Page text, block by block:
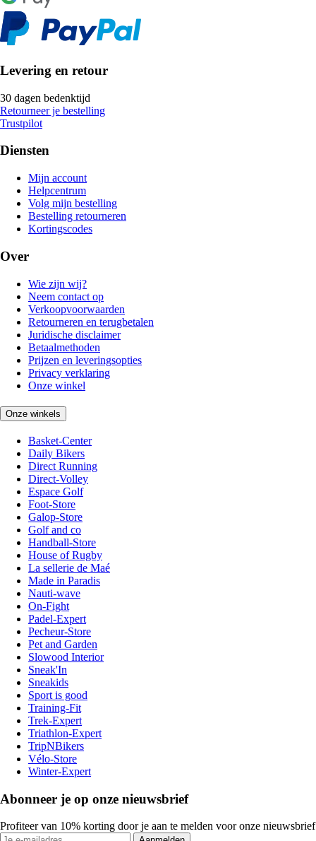
Levering en retour
30 dagen bedenktijd
Retourneer je bestelling
Trustpilot
Diensten
Mijn account
Helpcentrum
Volg mijn bestelling
Bestelling retourneren
Kortingscodes
Over
Wie zijn wij?
Neem contact op
Verkoopvoorwaarden
Retourneren en terugbetalen
Juridische disclaimer
Betaalmethoden
Prijzen en leveringsopties
Privacy verklaring
Onze winkel
Onze winkels
Basket-Center
Daily Bikers
Direct Running
Direct-Volley
Espace Golf
Foot-Store
Galop-Store
Golf and co
Handball-Store
House of Rugby
La sellerie de Maé
Made in Paradis
Nauti-wave
On-Fight
Padel-Expert
Pecheur-Store
Pet and Garden
Slowood Interior
Sneak'In
Sneakids
Sport is good
Training-Fit
Trek-Expert
Triathlon-Expert
TripNBikers
Vélo-Store
Winter-Expert
Abonneer je op onze nieuwsbrief
Profiteer van 10% korting door je aan te melden voor onze nieuwsbrief